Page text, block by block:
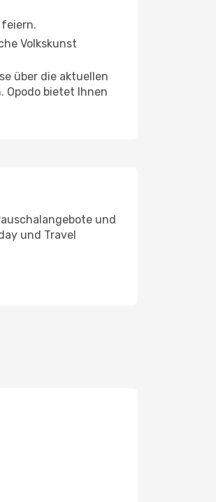
Volkskunst
über die aktuellen
Opodo bietet Ihnen
und
und Travel